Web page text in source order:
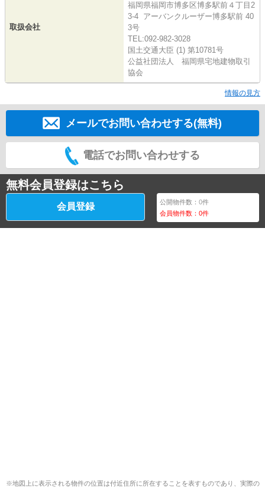
取扱会社
福岡県福岡市博多区博多駅前４丁目2
3-4 アーバンクルーザー博多駅前 40
3号
TEL:092-982-3028
国土交通大臣 (1) 第10781号
公益社団法人 福岡県宅地建物取引
協会
情報の見方
メールでお問い合わせする(無料)
電話でお問い合わせする
無料会員登録はこちら
会員登録 公開物件数：0件
会員物件数：0件
※地図上に表示される物件の位置は付近住所に所在することを表すものであり、実際の